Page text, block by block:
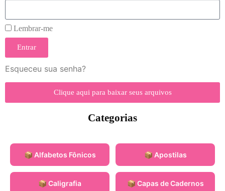
Lembrar-me
Entrar
Esqueceu sua senha?
Clique aqui para baixar seus arquivos
Categorias
📦 Alfabetos Fônicos 📦 Apostilas
📦 Caligrafia 📦 Capas de Cadernos